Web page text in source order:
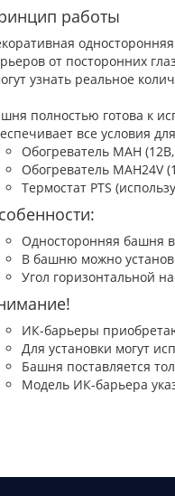
работы
от посторонних
узнать реальное
полностью готова к
все условия
Обогреватель MAH
Обогреватель MAH24V
Термостат PTS
Односторонняя башня
В башню можно
Угол горизонтальной
ИК-барьеры
Для установки могут
Башня поставляется
Модель ИК-барьера